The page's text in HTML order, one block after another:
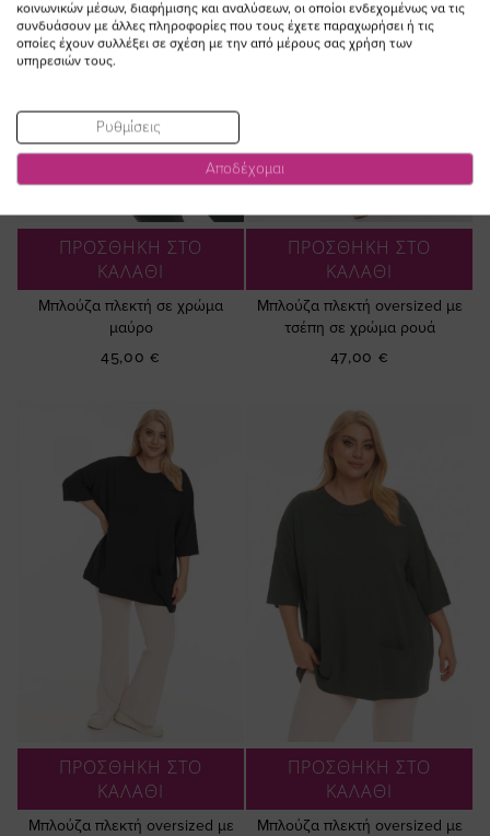
ΠΡΟΣΘΗΚΗ ΣΤΟ
ΚΑΛΑΘΙ
Μπλούζα πλεκτή σε χρώμα
μαύρο
45,00 €
ΠΡΟΣΘΗΚΗ ΣΤΟ
ΚΑΛΑΘΙ
Μπλούζα πλεκτή oversized με
τσέπη σε χρώμα ρουά
47,00 €
ΠΡΟΣΘΗΚΗ ΣΤΟ
ΚΑΛΑΘΙ
Μπλούζα πλεκτή oversized με
ΠΡΟΣΘΗΚΗ ΣΤΟ
ΚΑΛΑΘΙ
Μπλούζα πλεκτή oversized με
κοινωνικών μέσων, διαφήμισης και αναλύσεων, οι οποίοι ενδεχομένως να τις
συνδυάσουν με άλλες πληροφορίες που τους έχετε παραχωρήσει ή τις
οποίες έχουν συλλέξει σε σχέση με την από μέρους σας χρήση των
υπηρεσιών τους.
Ρυθμίσεις
Αποδέχομαι